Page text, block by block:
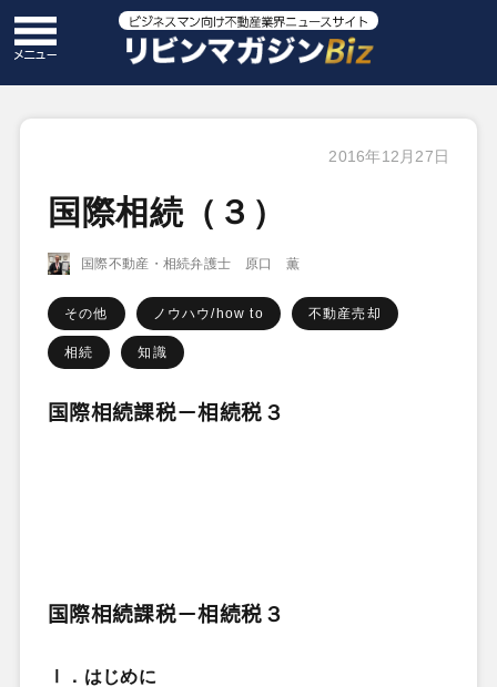
2016年12月27日
国際相続（３）
国際不動産・相続弁護士 原口 薫
その他 ノウハウ/how to 不動産売却
相続 知識
国際相続課税－相続税 ３
国際相続課税－相続税 ３
Ⅰ．はじめに